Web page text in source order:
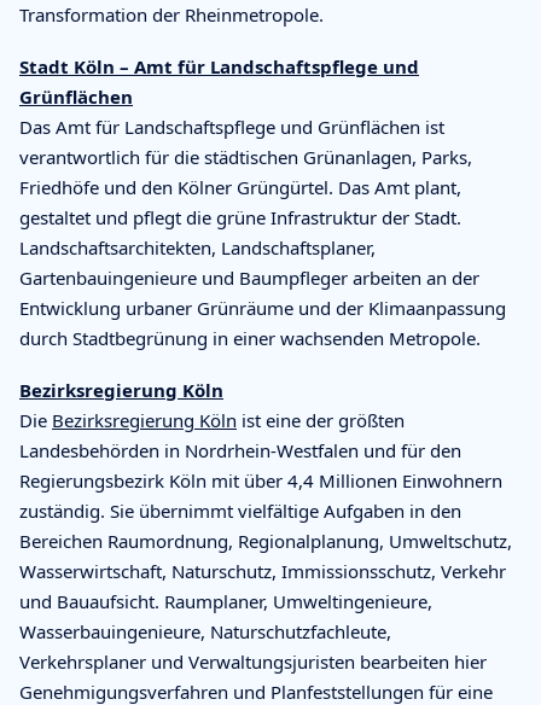
Transformation der Rheinmetropole.
Stadt Köln – Amt für Landschaftspflege und
Grünflächen
Das Amt für Landschaftspflege und Grünflächen ist
verantwortlich für die städtischen Grünanlagen, Parks,
Friedhöfe und den Kölner Grüngürtel. Das Amt plant,
gestaltet und pflegt die grüne Infrastruktur der Stadt.
Landschaftsarchitekten, Landschaftsplaner,
Gartenbauingenieure und Baumpfleger arbeiten an der
Entwicklung urbaner Grünräume und der Klimaanpassung
durch Stadtbegrünung in einer wachsenden Metropole.
Bezirksregierung Köln
Die Bezirksregierung Köln ist eine der größten
Landesbehörden in Nordrhein-Westfalen und für den
Regierungsbezirk Köln mit über 4,4 Millionen Einwohnern
zuständig. Sie übernimmt vielfältige Aufgaben in den
Bereichen Raumordnung, Regionalplanung, Umweltschutz,
Wasserwirtschaft, Naturschutz, Immissionsschutz, Verkehr
und Bauaufsicht. Raumplaner, Umweltingenieure,
Wasserbauingenieure, Naturschutzfachleute,
Verkehrsplaner und Verwaltungsjuristen bearbeiten hier
Genehmigungsverfahren und Planfeststellungen für eine